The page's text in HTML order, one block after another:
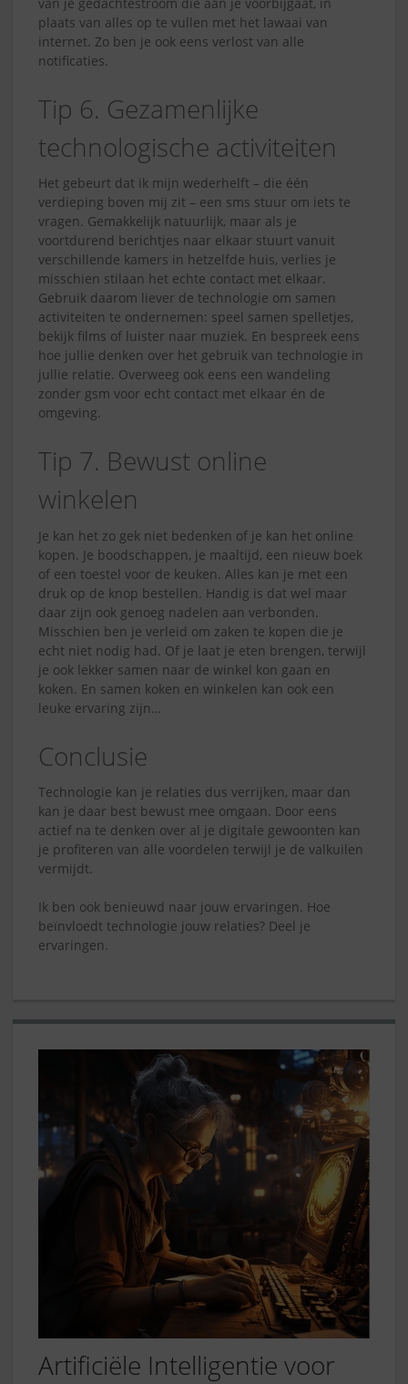
plaats van alles op te vullen met het lawaai van
internet. Zo ben je ook eens verlost van alle
notificaties.
Tip 6. Gezamenlijke
technologische activiteiten
Het gebeurt dat ik mijn wederhelft – die één
verdieping boven mij zit – een sms stuur om iets te
vragen. Gemakkelijk natuurlijk, maar als je
voortdurend berichtjes naar elkaar stuurt vanuit
verschillende kamers in hetzelfde huis, verlies je
misschien stilaan het echte contact met elkaar.
Gebruik daarom liever de technologie om samen
activiteiten te ondernemen: speel samen spelletjes,
bekijk films of luister naar muziek. En bespreek eens
hoe jullie denken over het gebruik van technologie in
jullie relatie. Overweeg ook eens een wandeling
zonder gsm voor echt contact met elkaar én de
omgeving.
Tip 7. Bewust online
winkelen
Je kan het zo gek niet bedenken of je kan het online
kopen. Je boodschappen, je maaltijd, een nieuw boek
of een toestel voor de keuken. Alles kan je met een
druk op de knop bestellen. Handig is dat wel maar
daar zijn ook genoeg nadelen aan verbonden.
Misschien ben je verleid om zaken te kopen die je
echt niet nodig had. Of je laat je eten brengen, terwijl
je ook lekker samen naar de winkel kon gaan en
koken. En samen koken en winkelen kan ook een
leuke ervaring zijn…
Conclusie
Technologie kan je relaties dus verrijken, maar dan
kan je daar best bewust mee omgaan. Door eens
actief na te denken over al je digitale gewoonten kan
je profiteren van alle voordelen terwijl je de valkuilen
vermijdt.
Ik ben ook benieuwd naar jouw ervaringen. Hoe
beïnvloedt technologie jouw relaties? Deel je
ervaringen.
Artificiële Intelligentie voor